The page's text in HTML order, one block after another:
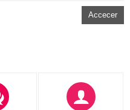
Accecer